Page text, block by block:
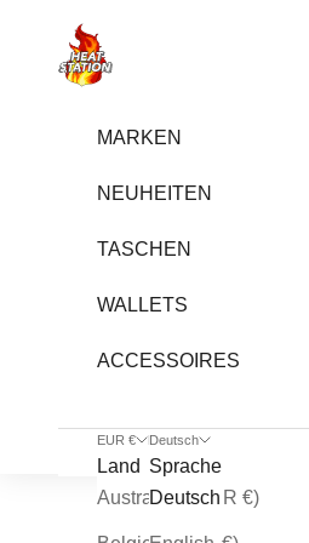
heatstation
MARKEN
NEUHEITEN
TASCHEN
WALLETS
ACCESSOIRES
EUR €
Land
Australien (EUR €)
Deutsch
Sprache
Deutsch